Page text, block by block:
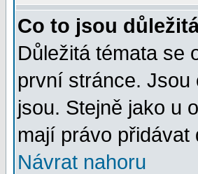
Co to jsou
Důležitá témata se
první stránce. Jsou
jsou. Stejně jako u
mají právo přidávat
Návrat nahoru